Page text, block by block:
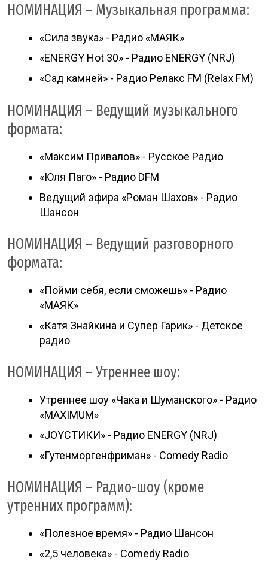
НОМИНАЦИЯ – Музыкальная программа:
«Сила звука» - Радио «МАЯК»
«ENERGY Hot 30» - Радио ENERGY (NRJ)
«Сад камней» - Радио Релакс FM (Relax FM)
НОМИНАЦИЯ – Ведущий музыкального
формата:
«Максим Привалов» - Русское Радио
«Юля Паго» - Радио DFM
Ведущий эфира «Роман Шахов» - Радио
Шансон
НОМИНАЦИЯ – Ведущий разговорного
формата:
«Пойми себя, если сможешь» - Радио
«МАЯК»
«Катя Знайкина и Супер Гарик» - Детское
радио
НОМИНАЦИЯ – Утреннее шоу:
Утреннее шоу «Чака и Шуманского» - Радио
«MAXIMUM»
«JOYСТИКИ» - Радио ENERGY (NRJ)
«Гутенморгенфриман» - Comedy Radio
НОМИНАЦИЯ – Радио-шоу (кроме
утренних программ):
«Полезное время» - Радио Шансон
«2,5 человека» - Comedy Radio